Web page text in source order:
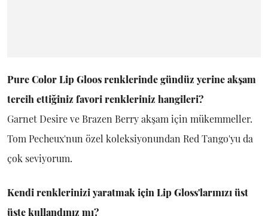
Pure Color Lip Gloos renklerinde gündüz yerine akşam
tercih ettiğiniz favori renkleriniz hangileri?
Garnet Desire ve Brazen Berry akşam için mükemmeller.
Tom Pecheux'nun özel koleksiyonundan Red Tango'yu da
çok seviyorum.
Kendi renklerinizi yaratmak için Lip Gloss'larınızı üst
üste kullandınız mı?